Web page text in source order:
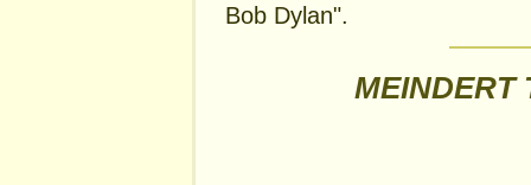
Bob Dylan".
MEINDERT